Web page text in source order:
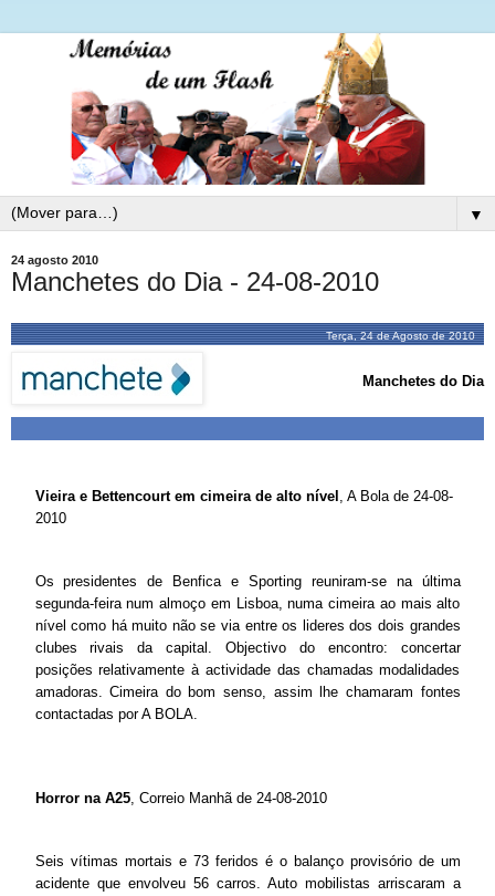
▼
24 agosto 2010
Manchetes do Dia - 24-08-2010
Terça, 24 de Agosto de 2010
Manchetes do Dia
Vieira e Bettencourt em cimeira de alto nível , A Bola de 24-08-
2010
Os presidentes de Benfica e Sporting reuniram-se na última
segunda-feira num almoço em Lisboa, numa cimeira ao mais alto
nível como há muito não se via entre os lideres dos dois grandes
clubes rivais da capital. Objectivo do encontro: concertar
posições relativamente à actividade das chamadas modalidades
amadoras. Cimeira do bom senso, assim lhe chamaram fontes
contactadas por A BOLA.
Horror na A25, Correio Manhã de 24-08-2010
Seis vítimas mortais e 73 feridos é o balanço provisório de um
acidente que envolveu 56 carros. Auto mobilistas arriscaram a